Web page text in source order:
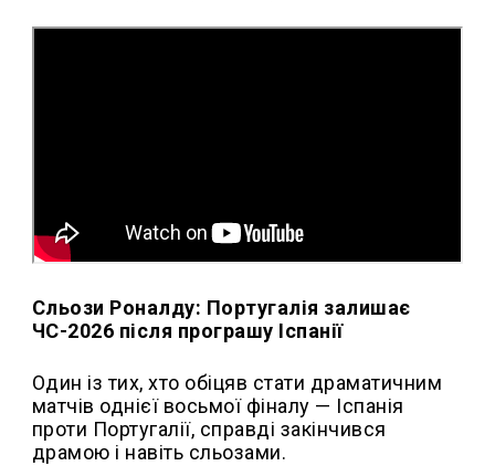
Сльози Роналду: Португалія залишає
ЧС-2026 після програшу Іспанії
Один із тих, хто обіцяв стати драматичним
матчів однієї восьмої фіналу — Іспанія
проти Португалії, справді закінчився
драмою і навіть сльозами.